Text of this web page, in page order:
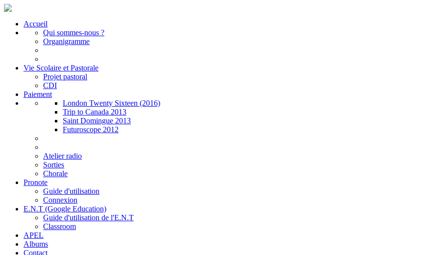
Accueil
Qui sommes-nous ?
Organigramme
Vie Scolaire et Pastorale
Projet pastoral
CDI
Paiement
London Twenty Sixteen (2016)
Trip to Canada 2013
Saint Domingue 2013
Futuroscope 2012
Atelier radio
Sorties
Chorale
Pronote
Guide d'utilisation
Connexion
E.N.T (Google Education)
Guide d'utilisation de l'E.N.T
Classroom
APEL
Albums
Contact